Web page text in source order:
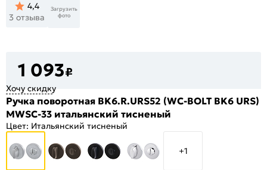
4,4
3 отзыва
Загрузить
фото
1 093₽
Хочу скидку
Ручка поворотная BK6.R.URS52 (WC-BOLT BK6 URS)
MWSC-33 итальянский тисненый
Цвет: Итальянский тисненый
+1